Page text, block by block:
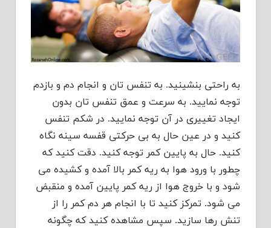
به راحتی بنشینید. به تنفس تان و انجام دم و بازدم
توجه نمایید. به سرعت و عمق تنفس تان بدون
ایجاد تغییری در آن توجه نمایید. در شکم تنفس
کنید و در عین حال به بی حرکتی قفسه سینه نگاه
کنید. حال به پایین کمر توجه کنید. دقت کنید که
چطور با ورود هوا به ریه کمر بالا آمده و کشیده می
شود و با خروج هوا از ریه کمر پایین آمده و منقبض
می شود. تمرکز کنید تا با انجام هر دم کمر را از
تنش رها سازید. سپس مشاهده کنید که چگونه